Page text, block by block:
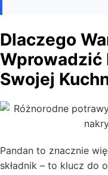
Dlaczego
Wprowadzić
Swojej
Pandan to znacznie
składnik – to klucz do